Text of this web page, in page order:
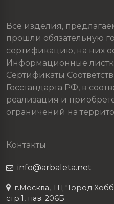
Все изделия,
прошли обязательную
сертификацию, на них
Информационные
Сертификаты
Госстандарта РФ, в
реализация и
ограничений на
Контакты
info@arbaleta.net
г.Москва, ТЦ "Город
стр.1, пав. 206Б